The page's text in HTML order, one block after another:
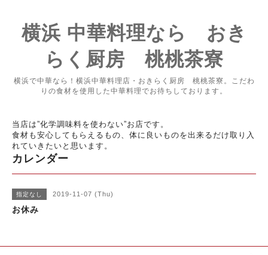
横浜 中華料理なら おき
らく厨房 桃桃茶寮
横浜で中華なら！横浜中華料理店・おきらく厨房 桃桃茶寮。こだわ
りの食材を使用した中華料理でお待ちしております。
当店は”化学調味料を使わない”お店です。
食材も安心してもらえるもの、体に良いものを出来るだけ取り入
れていきたいと思います。
カレンダー
指定なし 2019-11-07 (Thu)
お休み